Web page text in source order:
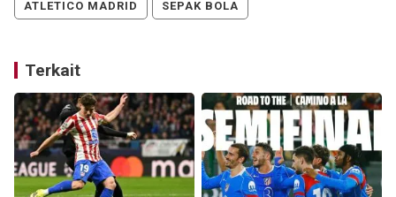
ATLETICO MADRID SEPAK BOLA
Terkait